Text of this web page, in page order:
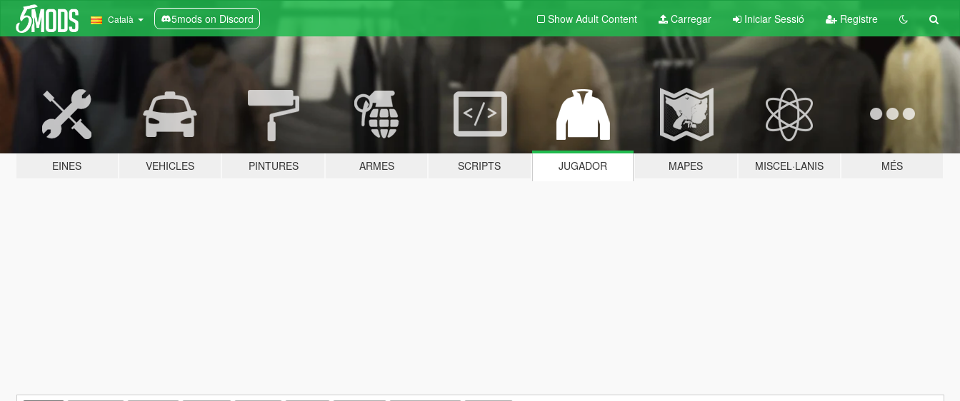
Català 5mods on Discord Show Adult Content Carregar Iniciar Sessió Registre
EINES VEHICLES PINTURES ARMES SCRIPTS JUGADOR MAPES MISCEL·LANIS MÉS